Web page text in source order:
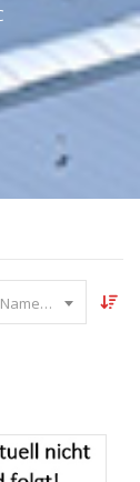
Nach Name sortieren